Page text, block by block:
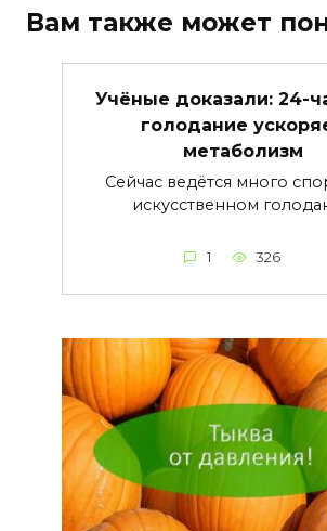
Вам также может
Учёные доказали: 24-
голодание
метаболизм
Сейчас ведётся много
искусственном
1 326